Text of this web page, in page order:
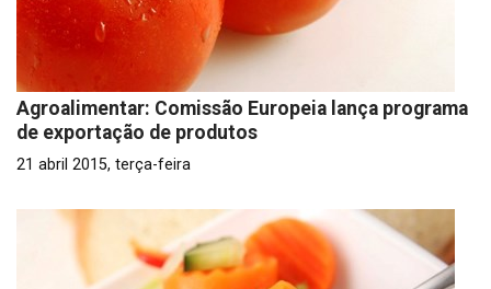
Agroalimentar: Comissão Europeia lança programa
de exportação de produtos
21 abril 2015, terça-feira